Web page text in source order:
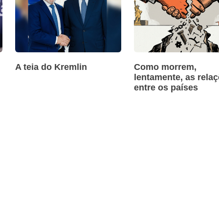
A teia do Kremlin
Como morrem,
lentamente, as
entre os países